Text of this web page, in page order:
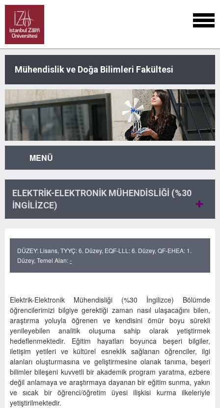
Mühendislik ve Doğa Bilimleri Fakültesi
MENÜ
ELEKTRİK-ELEKTRONİK MÜHENDİSLİĞİ (%30
İNGİLİZCE)
DÜZEY: Lisans, TYYÇ: 6. Düzey, EQF-LLL: 6. Düzey, QF-EHEA: 1.
Düzey, Temel Alan:-
Elektrik-Elektronik Mühendisliği (%30 İngilizce) Bölümde
öğrencilerimizi bilgiye gerektiği zaman nasıl ulaşacağını bilen,
araştırma yoluyla öğrenen ve kendisini ömür boyu sürekli
yenileyebilen analitik oluşuma sahip olarak yetiştirmek
hedeflenmektedir. Eğitim hayatları boyunca beşeri bilgiler,
iletişim yetileri ve kültürel esneklik sağlanan öğrenciler, ilgi
alanları oluşturmasına ve geliştirmesine olanak tanıma, beşeri
bilimler bileşeni kuvvetli bir akademik program yaratma, ezbere
değil anlamaya ve araştırmaya dayanan bir eğitim sunma, yakın
ve sıcak bir öğrenci/öğretim üyesi ilişkisi kurma ilkeleriyle
yetiştirilmektedir.